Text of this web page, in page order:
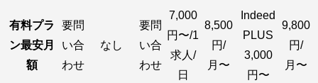
有料プラ
ン最安月
額
要問
い合
わせ
なし
要問
い合
わせ
7,000
円〜/1
求人/
日
8,500
円/
月〜
Indeed
PLUS
3,000
円〜
9,800
円/
月〜